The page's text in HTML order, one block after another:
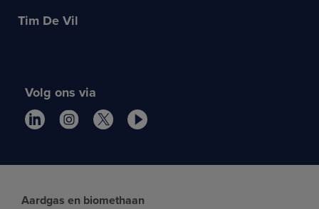
Tim De Vil
Volg ons via
Aardgas en biomethaan